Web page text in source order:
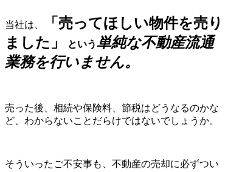
当社は、
「売ってほしい物件を売り
ました」
という単純な不動産流通
業務を行いません。
売った後、相続や保険料、節税はどうなるのかな
ど、 わからないことだらけではないでしょうか。
そういったご不安事も、不動産の売却に必ずつい